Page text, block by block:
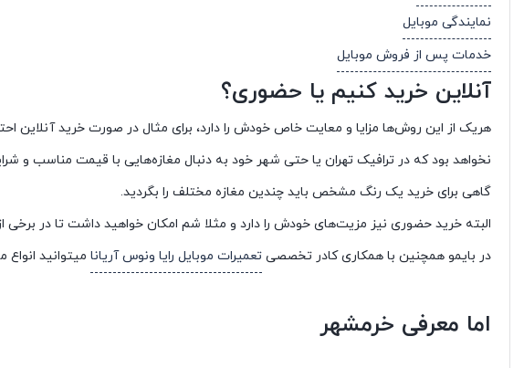
نمایندگی موبایل
خدمات پس از فروش موبایل
آنلاین خرید کنیم یا حضوری؟
هریک از این روش‌ها مزایا و معایت خاص خودش را دارد، برای مثال در صورت خرید آنلاین
نخواهد بود که در ترافیک تهران یا حتی شهر خود به دنبال مغازه‌هایی با قیمت مناسب
گاهی برای خرید یک رنگ مشخص باید چندین مغازه مختلف را بگردید.
البته خرید حضوری نیز مزیت‌های خودش را دارد و مثلا شم امکان خواهید داشت تا در برخی
در بایمو همچنین با همکاری کادر تخصصی تعمیرات موبایل رایا ونوس آریانا میتوانید انواع
اما معرفی خرمشهر